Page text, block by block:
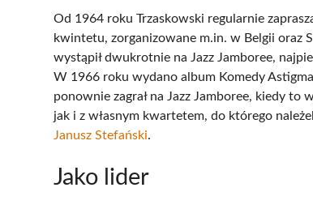
Od 1964 roku Trzaskowski regularnie
kwintetu, zorganizowane m.in. w Belgii oraz
wystąpił dwukrotnie na Jazz Jamboree,
W 1966 roku wydano album Komedy
ponownie zagrał na Jazz Jamboree, kiedy to
jak i z własnym kwartetem, do którego
Janusz Stefański.
Jako lider